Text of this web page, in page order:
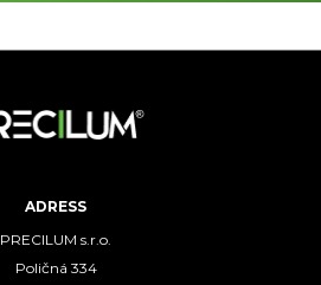
ADRESS
PRECILUM s.r.o.
Poličná 334